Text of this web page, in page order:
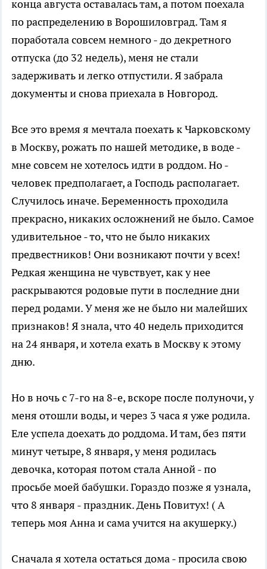
конца августа оставалась там, а потом поехала
по распределению в Ворошиловград. Там я
поработала совсем немного - до декретного
отпуска (до 32 недель), меня не стали
задерживать и легко отпустили. Я забрала
документы и снова приехала в Новгород.
Все это время я мечтала поехать к Чарковскому
в Москву, рожать по нашей методике, в воде -
мне совсем не хотелось идти в роддом. Но -
человек предполагает, а Господь располагает.
Случилось иначе. Беременность проходила
прекрасно, никаких осложнений не было. Самое
удивительное - то, что не было никаких
предвестников! Они возникают почти у всех!
Редкая женщина не чувствует, как у нее
раскрываются родовые пути в последние дни
перед родами. У меня же не было ни малейших
признаков! Я знала, что 40 недель приходится
на 24 января, и хотела ехать в Москву к этому
дню.
Но в ночь с 7-го на 8-е, вскоре после полуночи, у
меня отошли воды, и через 3 часа я уже родила.
Еле успела доехать до роддома. И там, без пяти
минут четыре, 8 января, у меня родилась
девочка, которая потом стала Анной - по
просьбе моей бабушки. Гораздо позже я узнала,
что 8 января - праздник. День Повитух! ( А
теперь моя Анна и сама учится на акушерку.)
Сначала я хотела остаться дома - просила свою